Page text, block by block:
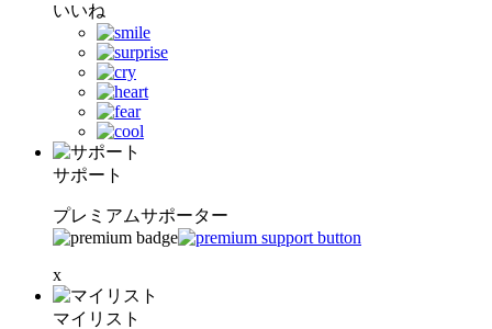
いいね
サポート
プレミアムサポーター
x
マイリスト